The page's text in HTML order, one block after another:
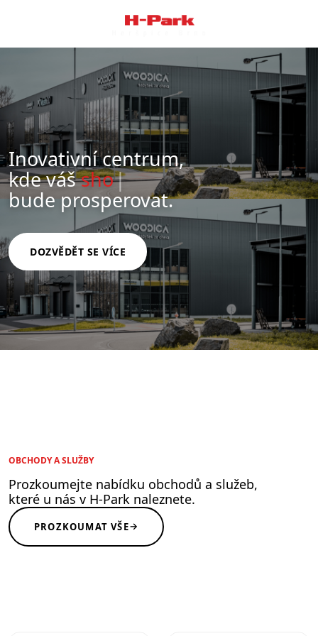
Inovativní centrum,
kdevášs|
bude prosperovat.
DOZVĚDĚT SE VÍCE
OBCHODY A SLUŽBY
Prozkoumejte nabídku obchodů a služeb,
které u nás v H-Park naleznete.
PROZKOUMAT VŠE→